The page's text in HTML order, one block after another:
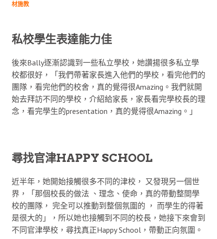
材施教
私校學生表達能力佳
後來Bally逐漸認識到一些私立學校，她讚揚很多私立學
校都很好，「我們帶著家長進入他們的學校，看完他們的
團隊，看完他們的校舍，真的覺得很Amazing。我們就開
始去拜訪不同的學校，介紹給家長，家長看完學校長的理
念，看完學生的presentation，真的覺得很Amazing。」
尋找官津HAPPY SCHOOL
近半年，她開始接觸很多不同的津校， 又發現另一個世
界，「那個校長的做法 、理念、使命，真的帶動整間學
校的團隊， 完全可以推動到整個氛圍的 ， 而學生的得著
是很大的」，所以她也接觸到不同的校長，她接下來會到
不同官津學校，尋找真正Happy School，帶動正向氛圍。